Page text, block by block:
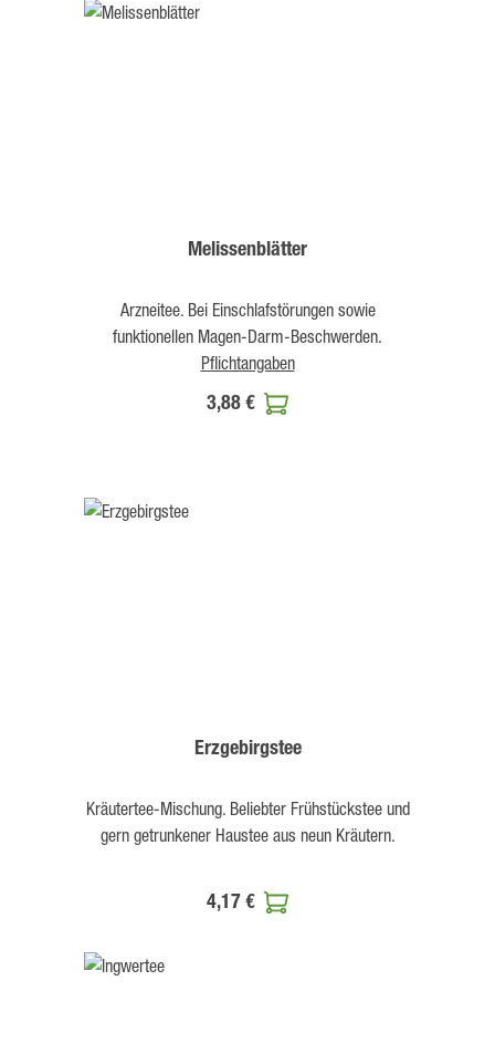
Melissenblätter
Arzneitee. Bei Einschlafstörungen sowie
Pflichtangaben
3,88 €
Erzgebirgstee
Kräutertee-Mischung. Beliebter Frühstückstee und
gern getrunkener Haustee aus neun Kräutern.
4,17 €